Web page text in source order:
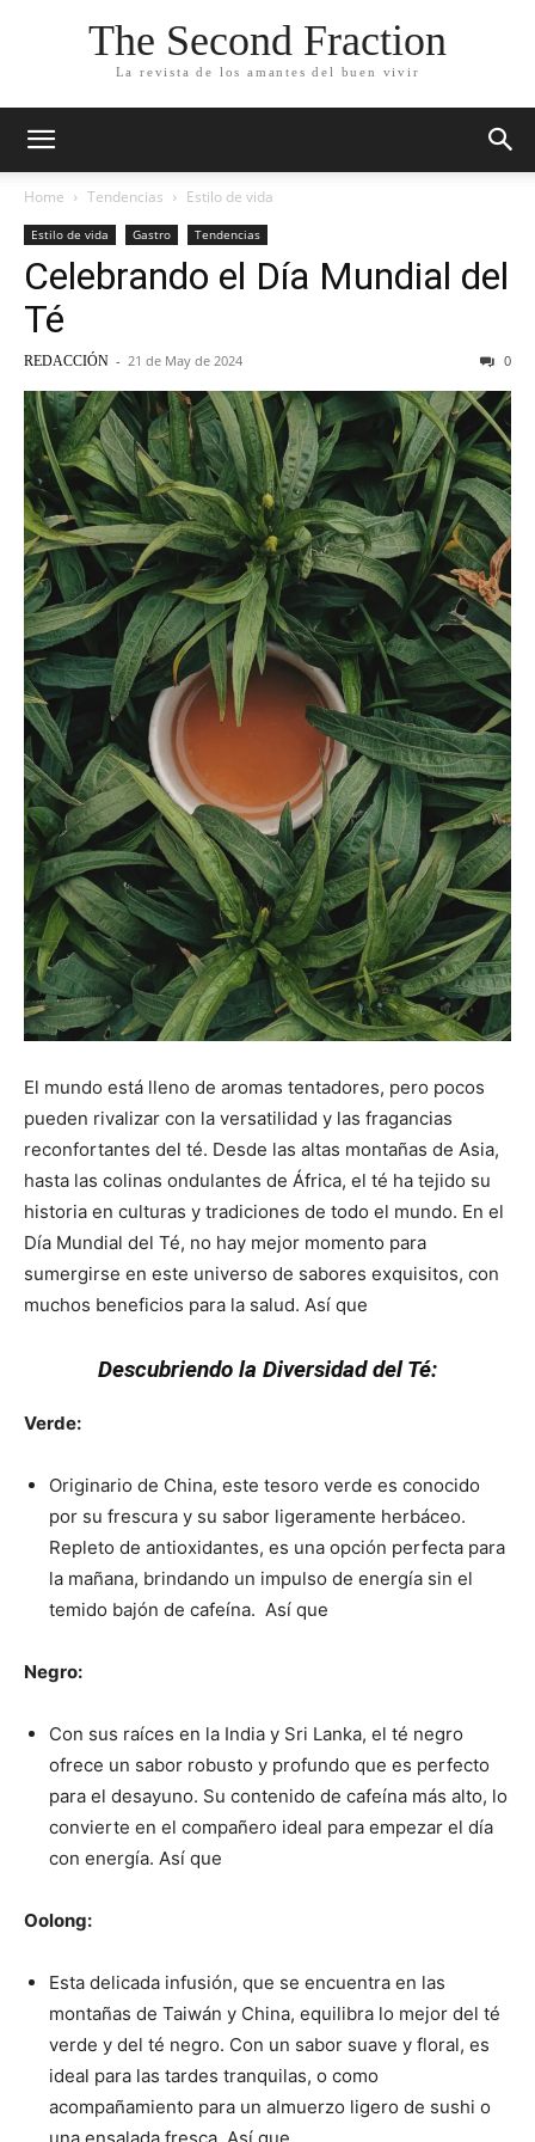
The Second Fraction
La revista de los amantes del buen vivir
Home Tendencias Estilo de vida
Estilo de vida Gastro Tendencias
Celebrando el Día Mundial del
Té
REDACCIÓN - 21 de May de 2024 0
El mundo está lleno de aromas tentadores, pero pocos
pueden rivalizar con la versatilidad y las fragancias
reconfortantes del té. Desde las altas montañas de Asia,
hasta las colinas ondulantes de África, el té ha tejido su
historia en culturas y tradiciones de todo el mundo. En el
Día Mundial del Té, no hay mejor momento para
sumergirse en este universo de sabores exquisitos, con
muchos beneficios para la salud. Así que
Descubriendo la Diversidad del Té:
Verde:
Originario de China, este tesoro verde es conocido
por su frescura y su sabor ligeramente herbáceo.
Repleto de antioxidantes, es una opción perfecta para
la mañana, brindando un impulso de energía sin el
temido bajón de cafeína. Así que
Negro:
Con sus raíces en la India y Sri Lanka, el té negro
ofrece un sabor robusto y profundo que es perfecto
para el desayuno. Su contenido de cafeína más alto, lo
convierte en el compañero ideal para empezar el día
con energía. Así que
Oolong:
Esta delicada infusión, que se encuentra en las
montañas de Taiwán y China, equilibra lo mejor del té
verde y del té negro. Con un sabor suave y floral, es
ideal para las tardes tranquilas, o como
acompañamiento para un almuerzo ligero de sushi o